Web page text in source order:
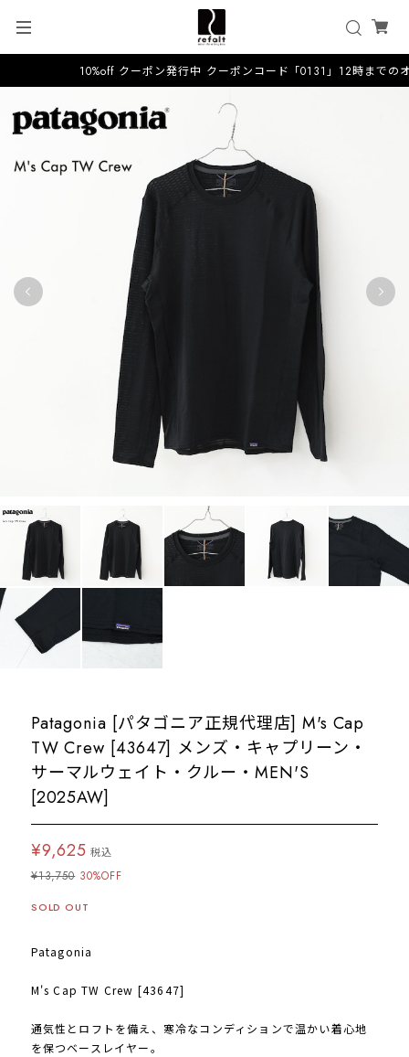
10%off クーポン発行中 クーポンコード「0131」12時までの
Patagonia [パタゴニア正規代理店] M's Cap
TW Crew [43647] メンズ・キャプリーン・
サーマルウェイト・クルー・MEN'S
[2025AW]
¥9,625 税込
¥13,750 30%OFF
SOLD OUT
Patagonia
M's Cap TW Crew [43647]
通気性とロフトを備え、寒冷なコンディションで温かい着心地
を保つベースレイヤー。